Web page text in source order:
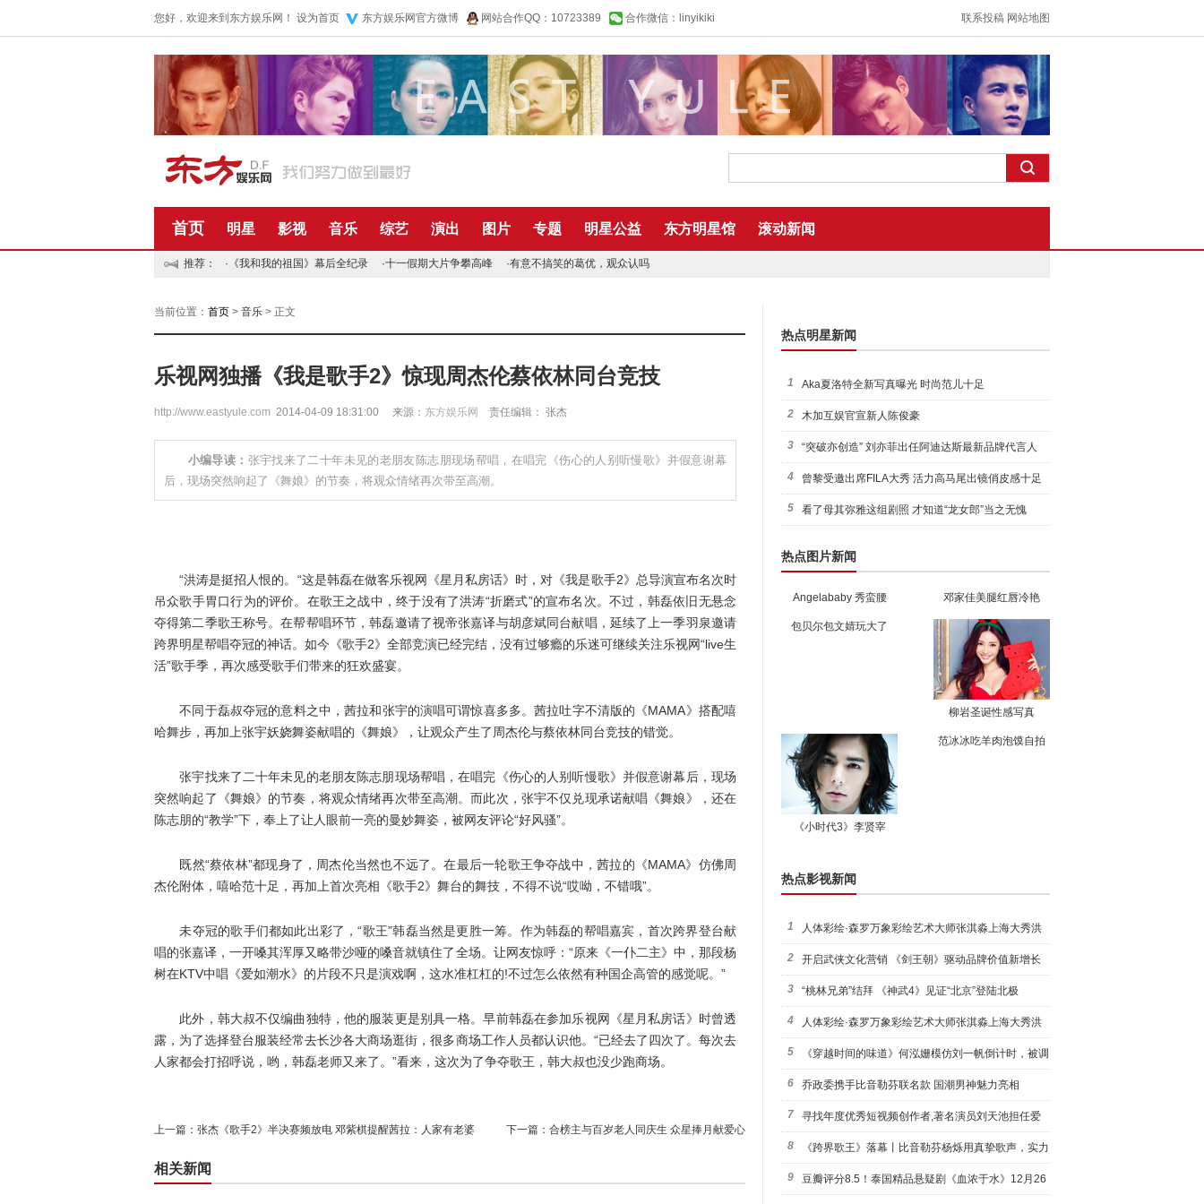
您好，欢迎来到东方娱乐网！ 设为首页 东方娱乐网官方微博 网站合作QQ：10723389 合作微信：linyikiki 联系投稿 网站地图
首页 明星 影视 音乐 综艺 演出 图片 专题 明星公益 东方明星馆 滚动新闻
推荐： · 《我和我的祖国》幕后全纪录 ·十一假期大片争攀高峰 ·有意不搞笑的葛优，观众认吗
当前位置： 首页 > 音乐 > 正文
乐视网独播《我是歌手2》惊现周杰伦蔡依林同台竞技
http://www.eastyule.com 2014-04-09 18:31:00 来源： 东方娱乐网 责任编辑： 张杰
小编导读： 张宇找来了二十年未见的老朋友陈志朋现场帮唱，在唱完《伤心的人别听慢歌》并假意谢幕
后，现场突然响起了《舞娘》的节奏，将观众情绪再次带至高潮。
“洪涛是挺招人恨的。“这是韩磊在做客乐视网《星月私房话》时，对《我是歌手2》总导演宣布名次时
吊众歌手胃口行为的评价。在歌王之战中，终于没有了洪涛“折磨式”的宣布名次。不过，韩磊依旧无悬念
夺得第二季歌王称号。在帮帮唱环节，韩磊邀请了视帝张嘉译与胡彦斌同台献唱，延续了上一季羽泉邀请
跨界明星帮唱夺冠的神话。如今《歌手2》全部竞演已经完结，没有过够瘾的乐迷可继续关注乐视网“live生
活”歌手季，再次感受歌手们带来的狂欢盛宴。
不同于磊叔夺冠的意料之中，茜拉和张宇的演唱可谓惊喜多多。茜拉吐字不清版的《MAMA》搭配嘻
哈舞步，再加上张宇妖娆舞姿献唱的《舞娘》，让观众产生了周杰伦与蔡依林同台竞技的错觉。
张宇找来了二十年未见的老朋友陈志朋现场帮唱，在唱完《伤心的人别听慢歌》并假意谢幕后，现场
突然响起了《舞娘》的节奏，将观众情绪再次带至高潮。而此次，张宇不仅兑现承诺献唱《舞娘》，还在
陈志朋的“教学”下，奉上了让人眼前一亮的曼妙舞姿，被网友评论“好风骚”。
既然“蔡依林”都现身了，周杰伦当然也不远了。在最后一轮歌王争夺战中，茜拉的《MAMA》仿佛周
杰伦附体，嘻哈范十足，再加上首次亮相《歌手2》舞台的舞技，不得不说“哎呦，不错哦”。
未夺冠的歌手们都如此出彩了，“歌王”韩磊当然是更胜一筹。作为韩磊的帮唱嘉宾，首次跨界登台献
唱的张嘉译，一开嗓其浑厚又略带沙哑的嗓音就镇住了全场。让网友惊呼：“原来《一仆二主》中，那段杨
树在KTV中唱《爱如潮水》的片段不只是演戏啊，这水准杠杠的!不过怎么依然有种国企高管的感觉呢。”
此外，韩大叔不仅编曲独特，他的服装更是别具一格。早前韩磊在参加乐视网《星月私房话》时曾透
露，为了选择登台服装经常去长沙各大商场逛街，很多商场工作人员都认识他。“已经去了四次了。每次去
人家都会打招呼说，哟，韩磊老师又来了。”看来，这次为了争夺歌王，韩大叔也没少跑商场。
上一篇： 张杰《歌手2》半决赛频放电 邓紫棋提醒茜拉：人家有老婆 下一篇： 合榜主与百岁老人同庆生 众星捧月献爱心
相关新闻
热点明星新闻
1 Aka夏洛特全新写真曝光 时尚范儿十足
2 木加互娱官宣新人陈俊豪
3 “突破亦创造” 刘亦菲出任阿迪达斯最新品牌代言人
引爆
4 曾黎受邀出席FILA大秀 活力高马尾出镜俏皮感十足
5 看了母其弥雅这组剧照 才知道“龙女郎”当之无愧
热点图片新闻
Angelababy 秀蛮腰 邓家佳美腿红唇冷艳
包贝尔包文婧玩大了
柳岩圣诞性感写真
《小时代3》李贤宰
范冰冰吃羊肉泡馍自拍
热点影视新闻
1 人体彩绘·森罗万象彩绘艺术大师张淇淼上海大秀洪
荒宇宙
2 开启武侠文化营销 《剑王朝》驱动品牌价值新增长
3 “桃林兄弟”结拜 《神武4》见证“北京”登陆北极
4 人体彩绘·森罗万象彩绘艺术大师张淇淼上海大秀洪
荒宇宙
5 《穿越时间的味道》何泓姗模仿刘一帆倒计时，被调
侃“学人
6 乔政委携手比音勒芬联名款 国潮男神魅力亮相
7 寻找年度优秀短视频创作者,著名演员刘天池担任爱
奇艺号"奇
8 《跨界歌王》落幕丨比音勒芬杨烁用真挚歌声，实力
圈粉!
9 豆瓣评分8.5！泰国精品悬疑剧《血浓于水》12月26